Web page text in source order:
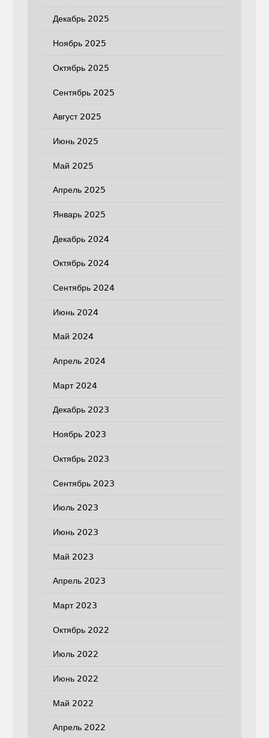
Декабрь 2025
Ноябрь 2025
Октябрь 2025
Сентябрь 2025
Август 2025
Июнь 2025
Май 2025
Апрель 2025
Январь 2025
Декабрь 2024
Октябрь 2024
Сентябрь 2024
Июнь 2024
Май 2024
Апрель 2024
Март 2024
Декабрь 2023
Ноябрь 2023
Октябрь 2023
Сентябрь 2023
Июль 2023
Июнь 2023
Май 2023
Апрель 2023
Март 2023
Октябрь 2022
Июль 2022
Июнь 2022
Май 2022
Апрель 2022